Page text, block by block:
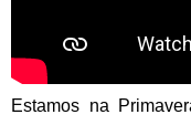
Estamos na